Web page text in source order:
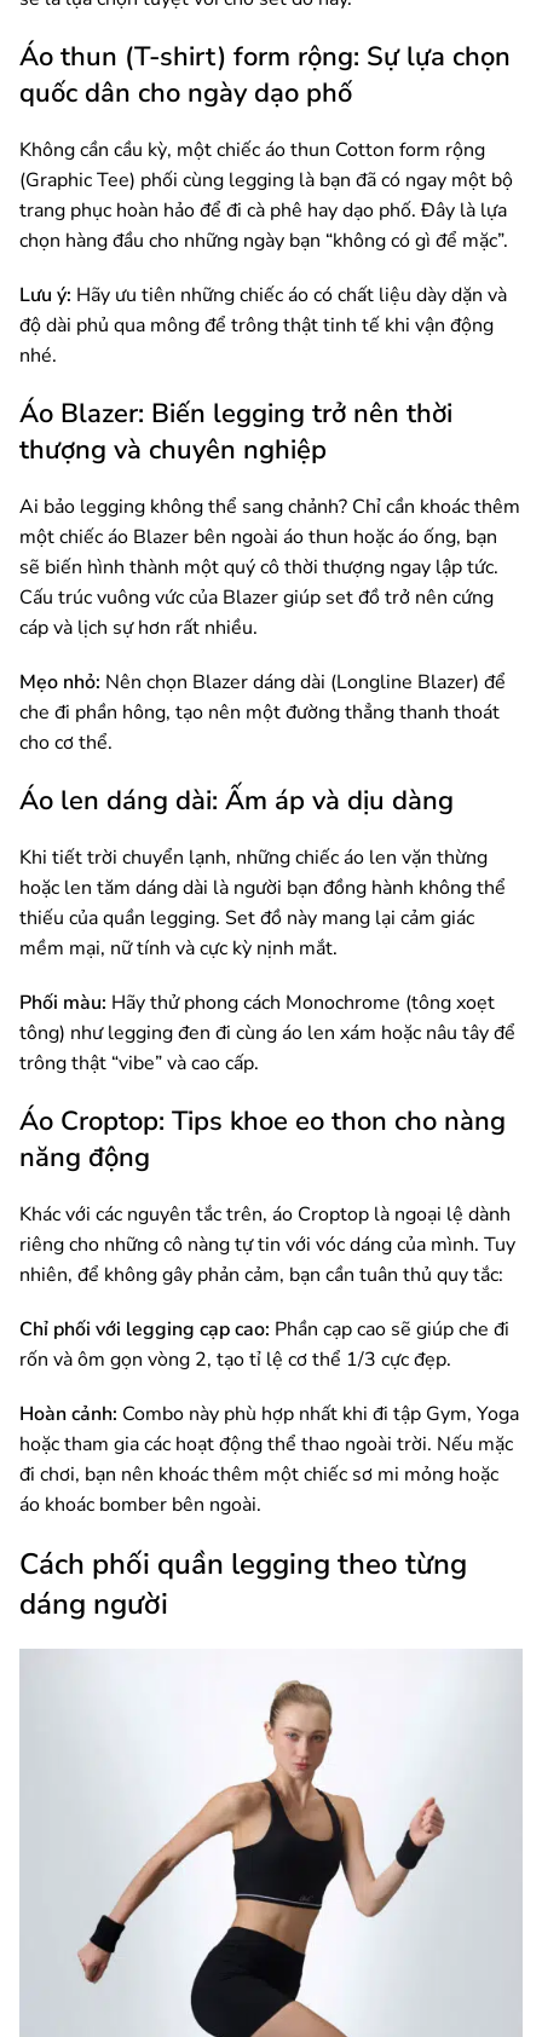
Áo thun (T-shirt) form rộng: Sự lựa chọn
quốc dân cho ngày dạo phố
Không cần cầu kỳ, một chiếc áo thun Cotton form rộng
(Graphic Tee) phối cùng legging là bạn đã có ngay một bộ
trang phục hoàn hảo để đi cà phê hay dạo phố. Đây là lựa
chọn hàng đầu cho những ngày bạn “không có gì để mặc”.
Lưu ý: Hãy ưu tiên những chiếc áo có chất liệu dày dặn và
độ dài phủ qua mông để trông thật tinh tế khi vận động
nhé.
Áo Blazer: Biến legging trở nên thời
thượng và chuyên nghiệp
Ai bảo legging không thể sang chảnh? Chỉ cần khoác thêm
một chiếc áo Blazer bên ngoài áo thun hoặc áo ống, bạn
sẽ biến hình thành một quý cô thời thượng ngay lập tức.
Cấu trúc vuông vức của Blazer giúp set đồ trở nên cứng
cáp và lịch sự hơn rất nhiều.
Mẹo nhỏ: Nên chọn Blazer dáng dài (Longline Blazer) để
che đi phần hông, tạo nên một đường thẳng thanh thoát
cho cơ thể.
Áo len dáng dài: Ấm áp và dịu dàng
Khi tiết trời chuyển lạnh, những chiếc áo len vặn thừng
hoặc len tăm dáng dài là người bạn đồng hành không thể
thiếu của quần legging. Set đồ này mang lại cảm giác
mềm mại, nữ tính và cực kỳ nịnh mắt.
Phối màu: Hãy thử phong cách Monochrome (tông xoẹt
tông) như legging đen đi cùng áo len xám hoặc nâu tây để
trông thật “vibe” và cao cấp.
Áo Croptop: Tips khoe eo thon cho nàng
năng động
Khác với các nguyên tắc trên, áo Croptop là ngoại lệ dành
riêng cho những cô nàng tự tin với vóc dáng của mình. Tuy
nhiên, để không gây phản cảm, bạn cần tuân thủ quy tắc:
Chỉ phối với legging cạp cao: Phần cạp cao sẽ giúp che đi
rốn và ôm gọn vòng 2, tạo tỉ lệ cơ thể 1/3 cực đẹp.
Hoàn cảnh: Combo này phù hợp nhất khi đi tập Gym, Yoga
hoặc tham gia các hoạt động thể thao ngoài trời. Nếu mặc
đi chơi, bạn nên khoác thêm một chiếc sơ mi mỏng hoặc
áo khoác bomber bên ngoài.
Cách phối quần legging theo từng
dáng người